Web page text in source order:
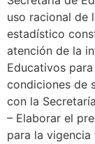
uso racional de
estadístico
atención de la
Educativos
condiciones de
con la
– Elaborar el
para la